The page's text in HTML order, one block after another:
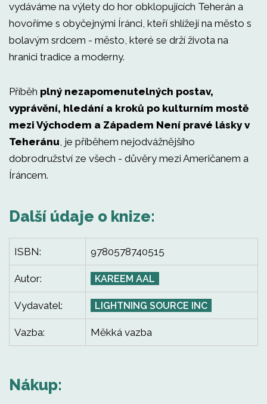
vydáváme na výlety do hor obklopujících Teherán a
hovoříme s obyčejnými Íránci, kteří shlížejí na město s
bolavým srdcem - město, které se drží života na
hranici tradice a moderny.
Příběh plný nezapomenutelných postav,
vyprávění, hledání a kroků po kulturním mostě
mezi Východem a Západem Není pravé lásky v
Teheránu, je příběhem nejodvážnějšího
dobrodružství ze všech - důvěry mezi Američanem a
Íráncem.
Další údaje o knize:
ISBN: 9780578740515
Autor: KAREEM AAL
Vydavatel: LIGHTNING SOURCE INC
Vazba: Měkká vazba
Nákup: